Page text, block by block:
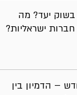
יעד? מה
ישראליות?
– הדמיון בין